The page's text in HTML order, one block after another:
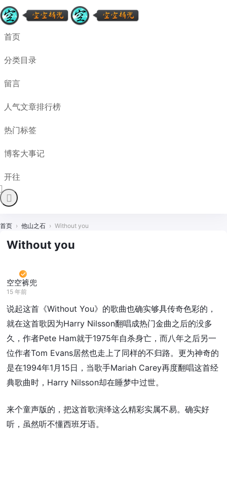
首页
分类目录
留言
人气文章排行榜
热门标签
博客大事记
开往
首页 › 他山之石 › Without you
Without you
空空裤兜
15 年前
说起这首《Without You》的歌曲也确实够具传奇色彩的，
就在这首歌因为Harry Nilsson翻唱成热门金曲之后的没多
久，作者Pete Ham就于1975年自杀身亡，而八年之后另一
位作者Tom Evans居然也走上了同样的不归路。更为神奇的
是在1994年1月15日，当歌手Mariah Carey再度翻唱这首经
典歌曲时，Harry Nilsson却在睡梦中过世。
来个童声版的，把这首歌演绎这么精彩实属不易。确实好
听，虽然听不懂西班牙语。